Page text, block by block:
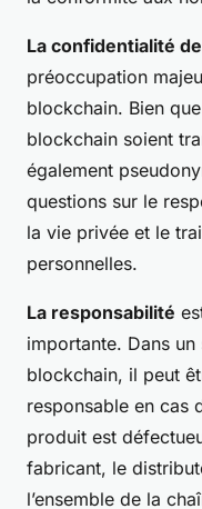
La confidentialité
préoccupation
blockchain. Bien
blockchain soient
également
questions sur le
la vie privée et le
personnelles.
La responsabilité
importante. Dans
blockchain, il peut
responsable en cas
produit est
fabricant, le
l’ensemble de la